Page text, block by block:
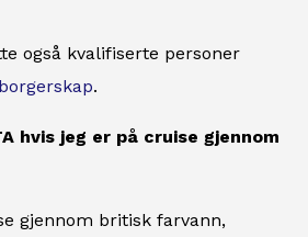
også kvalifiserte personer
.
hvis jeg er på cruise gjennom
gjennom britisk farvann,